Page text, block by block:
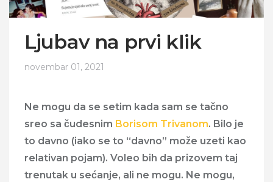
Ljubav na prvi klik
novembar 01, 2021
Ne mogu da se setim kada sam se tačno
sreo sa čudesnim Borisom Trivanom. Bilo je
to davno (iako se to “davno” može uzeti kao
relativan pojam). Voleo bih da prizovem taj
trenutak u sećanje, ali ne mogu. Ne mogu,